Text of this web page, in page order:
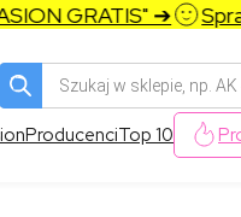
GRATIS" ➔ Sprawdź
Wyszukiwarka
produktów
ProducenciTop 10